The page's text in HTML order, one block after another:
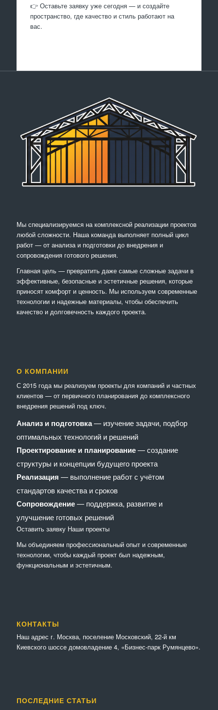
👉 Оставьте заявку уже сегодня — и создайте
пространство, где качество и стиль работают на
вас.
Мы специализируемся на комплексной реализации проектов
любой сложности. Наша команда выполняет полный цикл
работ — от анализа и подготовки до внедрения и
сопровождения готового решения.
Главная цель — превратить даже самые сложные задачи в
эффективные, безопасные и эстетичные решения, которые
приносят комфорт и ценность. Мы используем современные
технологии и надежные материалы, чтобы обеспечить
качество и долговечность каждого проекта.
О КОМПАНИИ
С 2015 года мы реализуем проекты для компаний и частных
клиентов — от первичного планирования до комплексного
внедрения решений под ключ.
Анализ и подготовка— изучение задачи, подбор
оптимальных технологий и решений
Проектирование и планирование— создание
структуры и концепции будущего проекта
Реализация — выполнение работ с учётом
стандартов качества и сроков
Сопровождение— поддержка, развитие и
улучшение готовых решений
Оставить заявку Наши проекты
Мы объединяем профессиональный опыт и современные
технологии, чтобы каждый проект был надежным,
функциональным и эстетичным.
КОНТАКТЫ
Наш адрес г. Москва, поселение Московский, 22-й км
Киевского шоссе домовладение 4, «Бизнес-парк Румянцево».
ПОСЛЕДНИЕ СТАТЬИ